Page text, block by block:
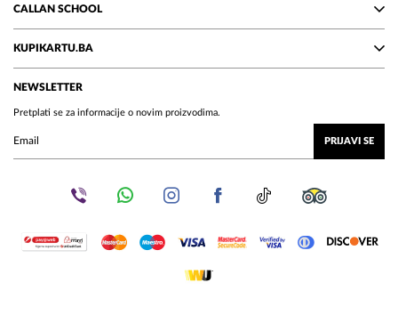
CALLAN SCHOOL
KUPIKARTU.BA
NEWSLETTER
Pretplati se za informacije o novim proizvodima.
PRIJAVI SE